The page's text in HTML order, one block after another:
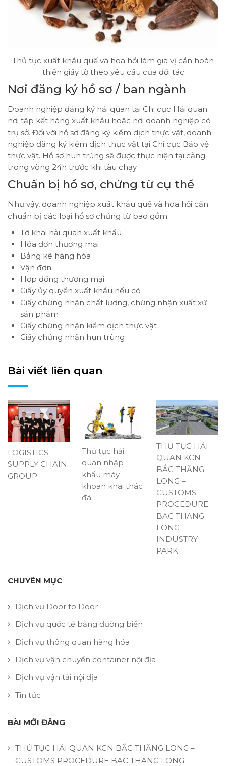
Thủ tục xuất khẩu quế và hoa hồi làm gia vị cần hoàn
thiện giấy tờ theo yêu cầu của đối tác
Nơi đăng ký hồ sơ / ban ngành
Doanh nghiệp đăng ký hải quan tại Chi cục Hải quan
nơi tập kết hàng xuất khẩu hoặc nơi doanh nghiệp có
trụ sở. Đối với hồ sơ đăng ký kiểm dịch thực vật, doanh
nghiệp đăng ký kiểm dịch thực vật tại Chi cục Bảo vệ
thực vật. Hồ sơ hun trùng sẽ được thực hiện tại cảng
trong vòng 24h trước khi tàu chạy.
Chuẩn bị hồ sơ, chứng từ cụ thể
Như vậy, doanh nghiệp xuất khẩu quế và hoa hồi cần
chuẩn bị các loại hồ sơ chứng từ bao gồm:
Tờ khai hải quan xuất khẩu
Hóa đơn thương mại
Bảng kê hàng hóa
Vận đơn
Hợp đồng thương mại
Giấy ủy quyền xuất khẩu nếu có
Giấy chứng nhận chất lượng, chứng nhận xuất xứ
sản phẩm
Giấy chứng nhận kiểm dịch thực vật
Giấy chứng nhận hun trùng
Bài viết liên quan
LOGISTICS
SUPPLY CHAIN
GROUP
Thủ tục hải
quan nhập
khẩu máy
khoan khai thác
đá
THỦ TỤC HẢI
QUAN KCN
BẮC THĂNG
LONG –
CUSTOMS
PROCEDURE
BAC THANG
LONG
INDUSTRY
PARK
CHUYÊN MỤC
Dịch vụ Door to Door
Dịch vụ quốc tế bằng đường biển
Dịch vụ thông quan hàng hóa
Dịch vụ vận chuyển container nội địa
Dịch vụ vận tải nội địa
Tin tức
BÀI MỚI ĐĂNG
THỦ TỤC HẢI QUAN KCN BẮC THĂNG LONG –
CUSTOMS PROCEDURE BAC THANG LONG